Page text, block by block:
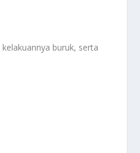
buruk, serta